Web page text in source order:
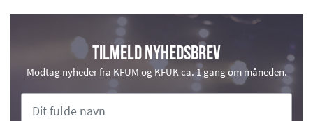
Tilmeld nyhedsbrev
Modtag nyheder fra KFUM og KFUK ca. 1 gang om måneden.